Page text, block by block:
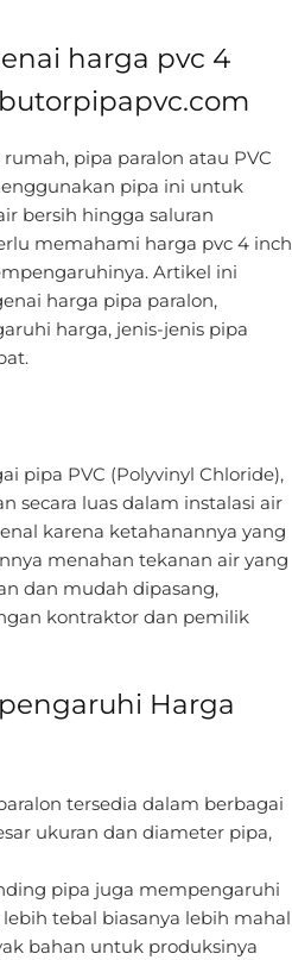
harga pvc 4
pipa paralon atau PVC
pipa ini untuk
bersih hingga saluran
memahami harga pvc 4 inch
Artikel ini
harga pipa paralon,
harga, jenis-jenis pipa
pipa PVC (Polyvinyl Chloride),
secara luas dalam instalasi air
karena ketahanannya yang
menahan tekanan air yang
dan mudah dipasang,
kontraktor dan pemilik
Harga
tersedia dalam berbagai
ukuran dan diameter pipa,
pipa juga mempengaruhi
tebal biasanya lebih mahal
bahan untuk produksinya